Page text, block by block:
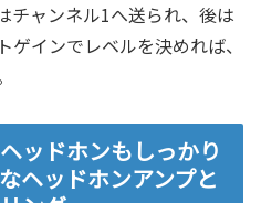
チャンネル1へ送られ、後は
インでレベルを決めれば、
ッドホンもしっかり
ヘッドホンアンプと